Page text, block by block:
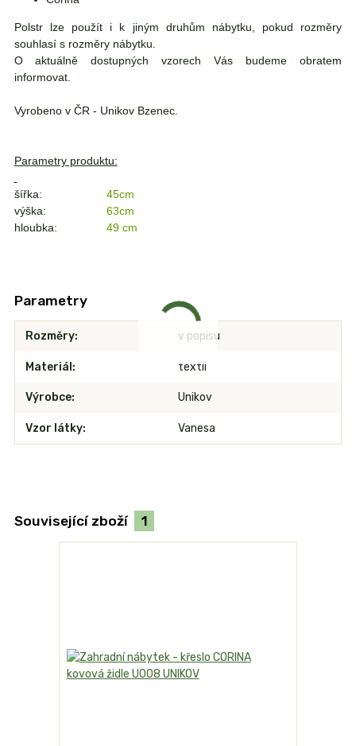
Polstr lze použít i k jiným druhům nábytku, pokud rozměry
souhlasí s rozměry nábytku.
O aktuálně dostupných vzorech Vás budeme obratem
informovat.
Vyrobeno v ČR - Unikov Bzenec.
Parametry produktu:
šířka:
45cm
výška:
63cm
hloubka:
49 cm
Parametry
Rozměry v popisu
Materiál textil
Výrobce Unikov
Vzor látky Vanesa
Související zboží 1